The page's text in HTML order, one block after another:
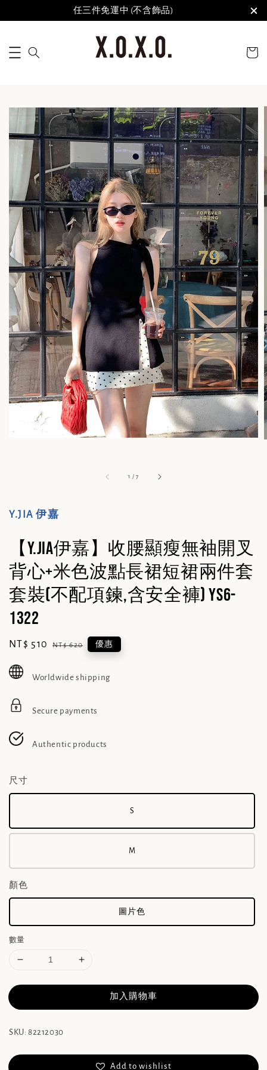
任三件免運中 (不含飾品)
1 /7
Y.JIA 伊嘉
【Y.JIA伊嘉】收腰顯瘦無袖開叉
背心+米色波點長裙短裙兩件套
套裝(不配項鍊,含安全褲) YS6-
1322
Sale
NT$ 510 Regular
NT$ 620 優惠
Worldwide shipping
Secure payments
Authentic products
尺寸
S
M
顏色
圖片色
數量
加入購物車
SKU: 82212030
Add to wishlist